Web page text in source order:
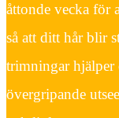
åttonde vecka för
så att ditt hår blir
trimningar hjälper
övergripande